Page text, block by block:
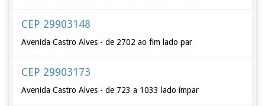
CEP 29903148
Avenida Castro Alves - de 2702 ao fim lado par
CEP 29903173
Avenida Castro Alves - de 723 a 1033 lado ímpar